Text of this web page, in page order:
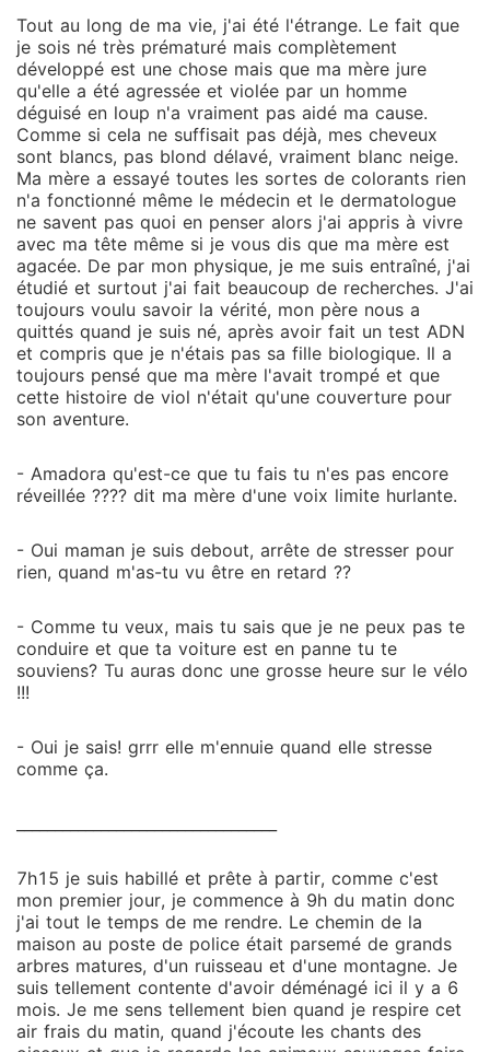
Tout au long de ma vie, j'ai été l'étrange. Le fait que
je sois né très prématuré mais complètement
développé est une chose mais que ma mère jure
qu'elle a été agressée et violée par un homme
déguisé en loup n'a vraiment pas aidé ma cause.
Comme si cela ne suffisait pas déjà, mes cheveux
sont blancs, pas blond délavé, vraiment blanc neige.
Ma mère a essayé toutes les sortes de colorants rien
n'a fonctionné même le médecin et le dermatologue
ne savent pas quoi en penser alors j'ai appris à vivre
avec ma tête même si je vous dis que ma mère est
agacée. De par mon physique, je me suis entraîné, j'ai
étudié et surtout j'ai fait beaucoup de recherches. J'ai
toujours voulu savoir la vérité, mon père nous a
quittés quand je suis né, après avoir fait un test ADN
et compris que je n'étais pas sa fille biologique. Il a
toujours pensé que ma mère l'avait trompé et que
cette histoire de viol n'était qu'une couverture pour
son aventure.
- Amadora qu'est-ce que tu fais tu n'es pas encore
réveillée ???? dit ma mère d'une voix limite hurlante.
- Oui maman je suis debout, arrête de stresser pour
rien, quand m'as-tu vu être en retard ??
- Comme tu veux, mais tu sais que je ne peux pas te
conduire et que ta voiture est en panne tu te
souviens? Tu auras donc une grosse heure sur le vélo
!!!
- Oui je sais! grrr elle m'ennuie quand elle stresse
comme ça.
7h15 je suis habillé et prête à partir, comme c'est
mon premier jour, je commence à 9h du matin donc
j'ai tout le temps de me rendre. Le chemin de la
maison au poste de police était parsemé de grands
arbres matures, d'un ruisseau et d'une montagne. Je
suis tellement contente d'avoir déménagé ici il y a 6
mois. Je me sens tellement bien quand je respire cet
air frais du matin, quand j'écoute les chants des